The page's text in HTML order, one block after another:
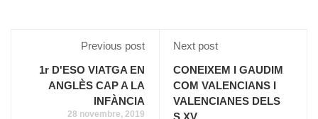
Previous post
1r D'ESO VIATGA EN
ANGLÈS CAP A LA
INFÀNCIA
28 novembre, 2019
Next post
CONEIXEM I GAUDIM
COM VALENCIANS I
VALENCIANES DELS
S.XV